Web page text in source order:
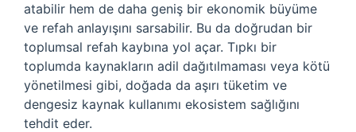
atabilir hem de daha geniş bir ekonomik büyüme
ve refah anlayışını sarsabilir. Bu da doğrudan bir
toplumsal refah kaybına yol açar. Tıpkı bir
toplumda kaynakların adil dağıtılmaması veya kötü
yönetilmesi gibi, doğada da aşırı tüketim ve
dengesiz kaynak kullanımı ekosistem sağlığını
tehdit eder.